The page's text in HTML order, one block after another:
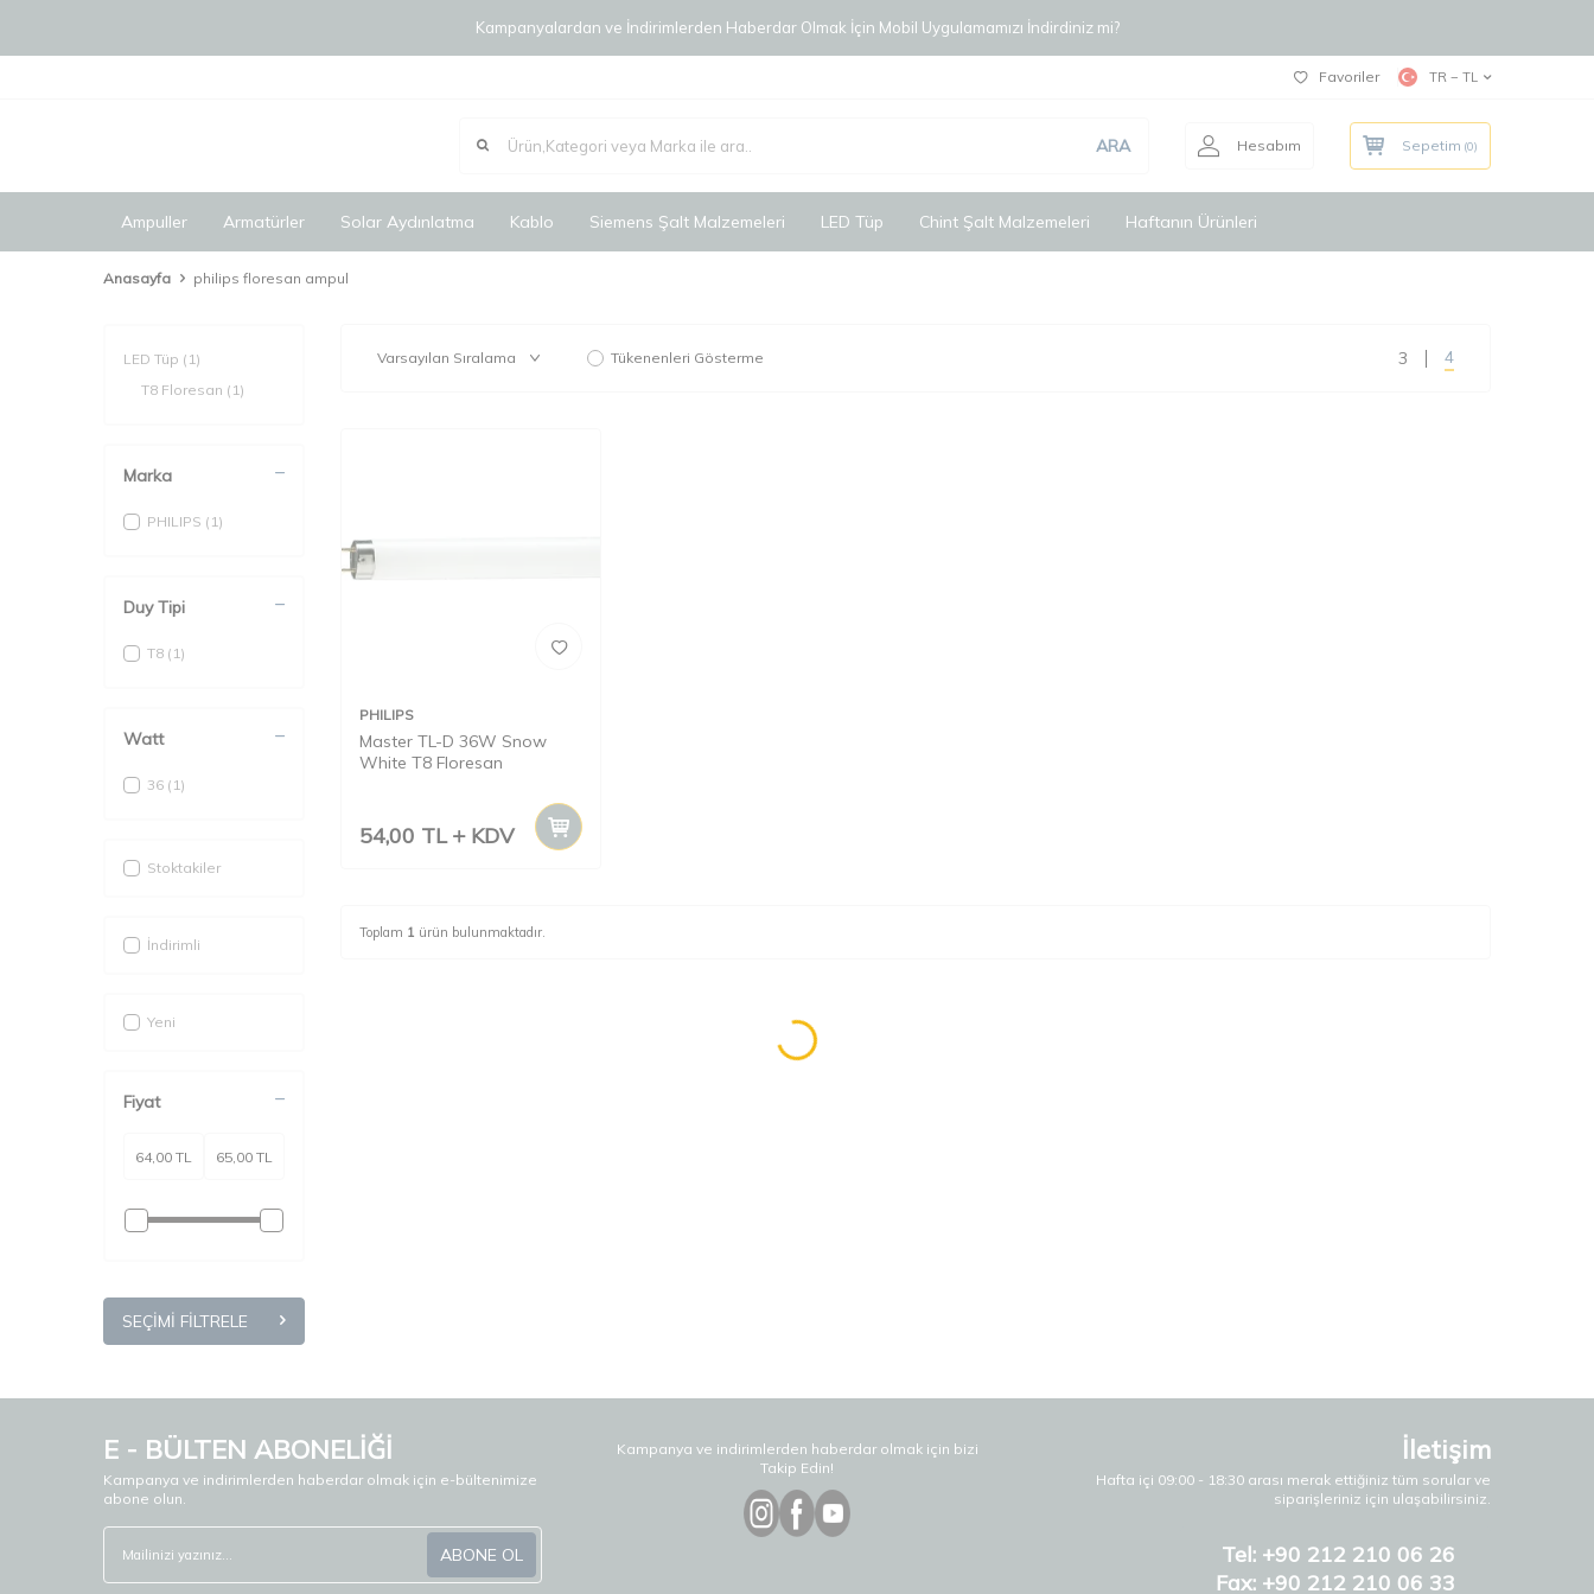
Kampanyalardan ve İndirimlerden Haberdar Olmak İçin Mobil Uygulamamızı İndirdiniz mi?
Favoriler TR − TL
ARA Hesabım Sepetim (0)
Ampuller Armatürler Solar Aydınlatma Kablo Siemens Şalt Malzemeleri LED Tüp Chint Şalt Malzemeleri Haftanın Ürünleri
Anasayfa philips floresan ampul
LED Tüp (1)
T8 Floresan (1)
Marka
PHILIPS (1)
Duy Tipi
T8 (1)
Watt
36 (1)
Stoktakiler
İndirimli
Yeni
Fiyat
SEÇIMI FILTRELE
Tükenenleri Gösterme 3 4
PHILIPS
Master TL-D 36W Snow
White T8 Floresan
54,00 TL KDV
Toplam 1 ürün bulunmaktadır.
E - BÜLTEN ABONELİĞİ
Kampanya ve indirimlerden haberdar olmak için e-bültenimize
abone olun.
ABONE OL
Kampanya ve indirimlerden haberdar olmak için bizi
Takip Edin!
İletişim
Hafta içi 09:00 - 18:30 arası merak ettiğiniz tüm sorular ve
siparişleriniz için ulaşabilirsiniz.
Tel: +90 212 210 06 26
Fax: +90 212 210 06 33